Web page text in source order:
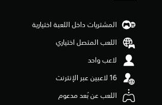
المشتريات داخل اللعبة اختيارية
اللعب المتصل اختياري
لاعب واحد
اللعب عن بُعد مدعوم